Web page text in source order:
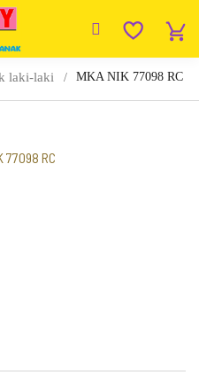
laki-laki MKA NIK 77098 RC